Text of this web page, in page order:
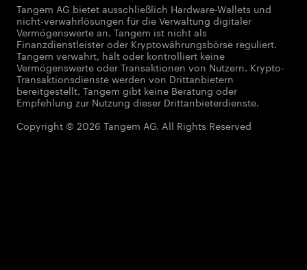
Tangem AG bietet ausschließlich Hardware-Wallets und
nicht-verwahrlösungen für die Verwaltung digitaler
Vermögenswerte an. Tangem ist nicht als
Finanzdienstleister oder Kryptowährungsbörse reguliert.
Tangem verwahrt, hält oder kontrolliert keine
Vermögenswerte oder Transaktionen von Nutzern. Krypto-
Transaktionsdienste werden von Drittanbietern
bereitgestellt. Tangem gibt keine Beratung oder
Empfehlung zur Nutzung dieser Drittanbieterdienste.